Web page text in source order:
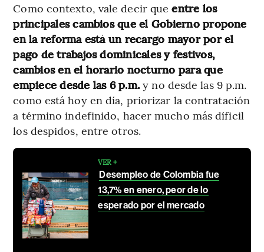
Como contexto, vale decir queentre los
principales cambios que el Gobierno propone
en la reforma está un recargo mayor por el
pago de trabajos dominicales y festivos,
cambios en el horario nocturno para que
empiece desde las 6 p.m. y no desde las 9 p.m.
como está hoy en día, priorizar la contratación
a término indefinido, hacer mucho más díficil
los despidos, entre otros.
VER +
Desempleo de Colombia fue
13,7% en enero, peor de lo
esperado por el mercado